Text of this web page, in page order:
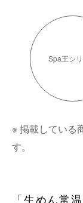
Spa王シ
※ 掲載している
す。
「生めん常